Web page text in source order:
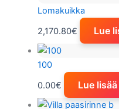
Lomakuikka
2,170.80€ Lue
100
0.00€ Lue